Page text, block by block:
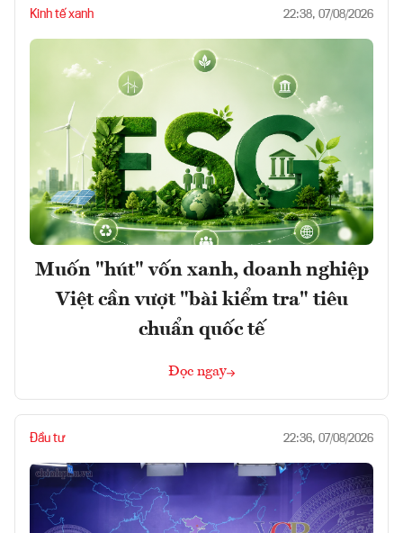
Kinh tế xanh 22:38, 07/08/2026
Muốn "hút" vốn xanh, doanh nghiệp
Việt cần vượt "bài kiểm tra" tiêu
chuẩn quốc tế
Đọc ngay
Đầu tư 22:36, 07/08/2026